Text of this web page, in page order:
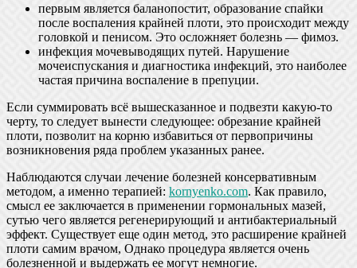
первым является баланопостит, образование спайки
после воспаления крайней плоти, это происходит между
головкой и пенисом. Это осложняет болезнь — фимоз.
инфекция мочевыводящих путей. Нарушение
мочеиспускания и диагностика инфекций, это наиболее
частая причина воспаление в препуции.
Если суммировать всё вышесказанное и подвезти какую-то
черту, то следует вынести следующее: обрезание крайней
плоти, позволит на корню избавиться от первопричины
возникновения ряда проблем указанных ранее.
Наблюдаются случаи лечение болезней консервативным
методом, а именно терапией: kornyenko.com. Как правило,
смысл ее заключается в применении гормональных мазей,
сутью чего является регенерирующий и антибактериальный
эффект. Существует еще один метод, это расширение крайней
плоти самим врачом, Однако процедура является очень
болезненной и выдержать ее могут немногие.